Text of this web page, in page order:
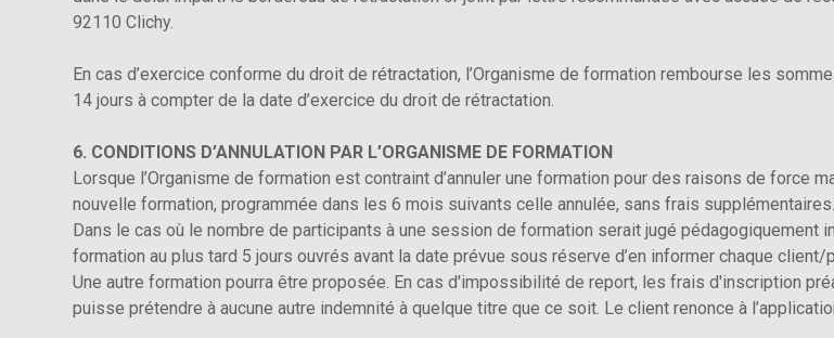
92110 Clichy.
En cas d’exercice conforme du droit de rétractation, l’Organisme de formation rembourse les
14 jours à compter de la date d’exercice du droit de rétractation.
6. CONDITIONS D’ANNULATION PAR L’ORGANISME DE FORMATION
Lorsque l’Organisme de formation est contraint d’annuler une formation pour des raisons de force
nouvelle formation, programmée dans les 6 mois suivants celle annulée, sans frais supplémentaires.
Dans le cas où le nombre de participants à une session de formation serait jugé pédagogiquement
formation au plus tard 5 jours ouvrés avant la date prévue sous réserve d’en informer chaque
Une autre formation pourra être proposée. En cas d'impossibilité de report, les frais d'inscription
puisse prétendre à aucune autre indemnité à quelque titre que ce soit. Le client renonce à